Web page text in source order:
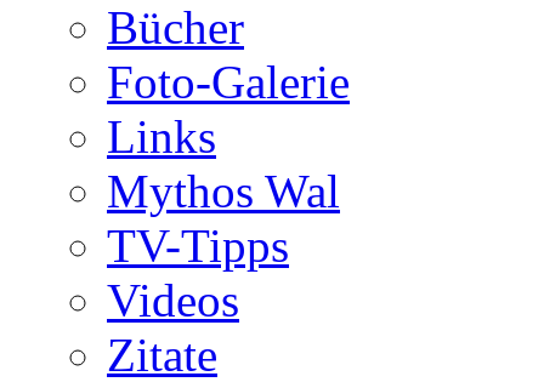
Bücher
Foto-Galerie
Links
Mythos Wal
TV-Tipps
Videos
Zitate